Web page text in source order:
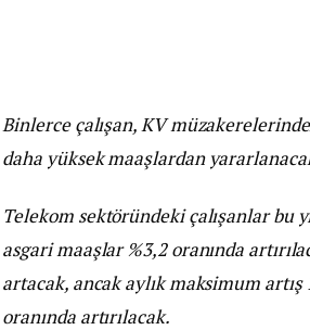
Binlerce çalışan, KV
daha yüksek maaşlardan
Telekom sektöründeki çalışanlar bu
asgari maaşlar %3,2 oranında
artacak, ancak aylık maksimum
oranında artırılacak.